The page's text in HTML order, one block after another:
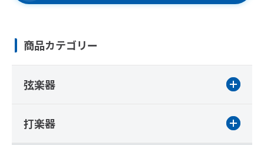
商品カテゴリー
弦楽器
打楽器